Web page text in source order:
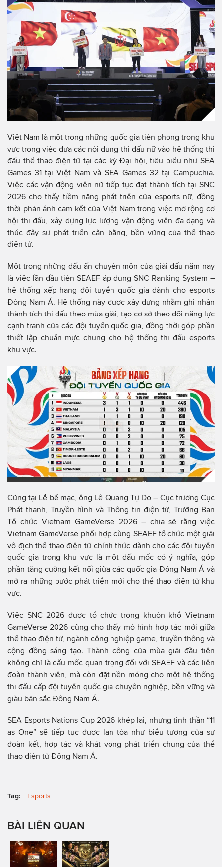
Việt Nam là một trong những quốc gia tiên phong trong khu
vực trong việc đưa các nội dung thi đấu nữ vào hệ thống thi
đấu thể thao điện tử tại các kỳ Đại hội, tiêu biểu như SEA
Games 31 tại Việt Nam và SEA Games 32 tại Campuchia.
Việc các vận động viên nữ tiếp tục đạt thành tích tại SNC
2026 cho thấy tiềm năng phát triển của esports nữ, đồng
thời phản ánh cam kết của Việt Nam trong việc mở rộng cơ
hội thi đấu, xây dựng lực lượng vận động viên đa dạng và
thúc đẩy sự phát triển cân bằng, bền vững của thể thao
điện tử.
Một trong những dấu ấn chuyên môn của giải đấu năm nay
là việc lần đầu tiên SEAEF áp dụng SNC Ranking System –
hệ thống xếp hạng đội tuyển quốc gia dành cho esports
Đông Nam Á. Hệ thống này được xây dựng nhằm ghi nhận
thành tích thi đấu theo mùa giải, tạo cơ sở theo dõi năng lực
cạnh tranh của các đội tuyển quốc gia, đồng thời góp phần
thiết lập chuẩn mực chung cho hệ thống thi đấu esports
khu vực.
Cũng tại Lễ bế mạc, ông Lê Quang Tự Do – Cục trưởng Cục
Phát thanh, Truyền hình và Thông tin điện tử, Trưởng Ban
Tổ chức Vietnam GameVerse 2026 – chia sẻ rằng việc
Vietnam GameVerse phối hợp cùng SEAEF tổ chức một giải
vô địch thể thao điện tử chính thức dành cho các đội tuyển
quốc gia trong khu vực là một dấu mốc có ý nghĩa, góp
phần tăng cường kết nối giữa các quốc gia Đông Nam Á và
mở ra những bước phát triển mới cho thể thao điện tử khu
vực.
Việc SNC 2026 được tổ chức trong khuôn khổ Vietnam
GameVerse 2026 cũng cho thấy mô hình hợp tác mới giữa
thể thao điện tử, ngành công nghiệp game, truyền thông và
cộng đồng sáng tạo. Thành công của mùa giải đầu tiên
không chỉ là dấu mốc quan trọng đối với SEAEF và các liên
đoàn thành viên, mà còn đặt nền móng cho một hệ thống
thi đấu cấp đội tuyển quốc gia chuyên nghiệp, bền vững và
giàu bản sắc Đông Nam Á.
SEA Esports Nations Cup 2026 khép lại, nhưng tinh thần “11
as One” sẽ tiếp tục được lan tỏa như biểu tượng của sự
đoàn kết, hợp tác và khát vọng phát triển chung của thể
thao điện tử Đông Nam Á.
Tag: Esports
BÀI LIÊN QUAN